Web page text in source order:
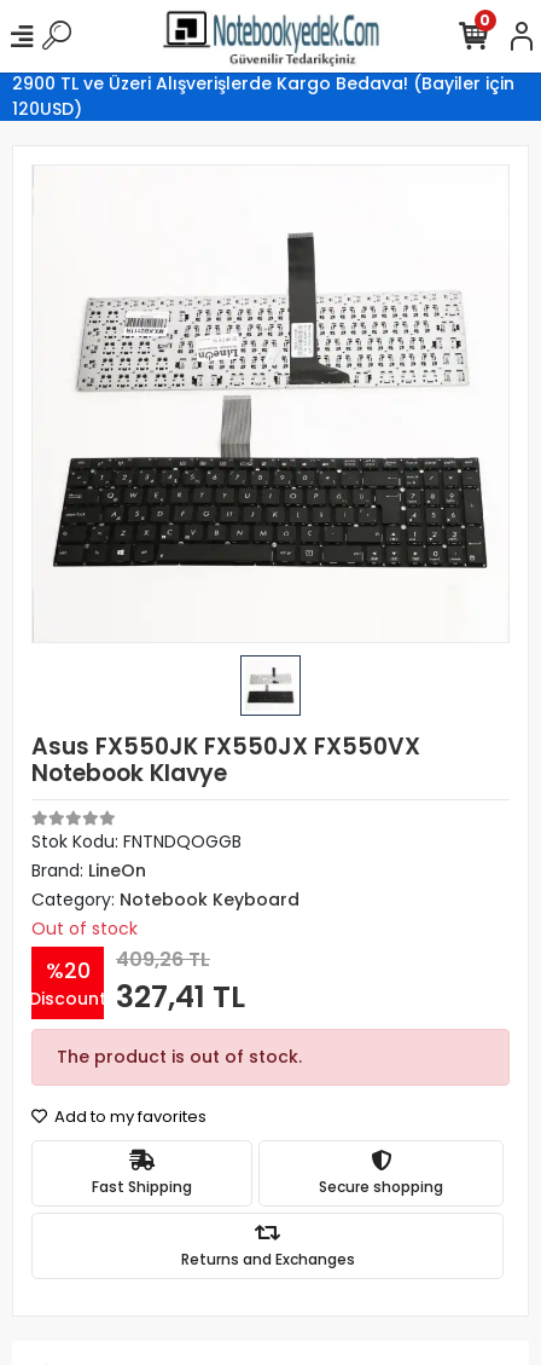
2900 TL ve Üzeri Alışverişlerde Kargo Bedava! (Bayiler için
120USD)
0
Asus FX550JK FX550JX FX550VX
Notebook Klavye
Stok Kodu: FNTNDQOGGB
Brand: LineOn
Category: Notebook Keyboard
Out of stock
%20
Discount
409,26 TL
327,41 TL
The product is out of stock.
Add to my favorites
Fast Shipping Secure shopping
Returns and Exchanges